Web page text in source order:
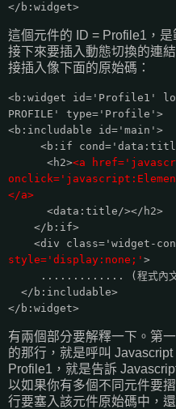
</b:widget>
這個元件的 ID = Profile1，
接下來要插入動態切換的連
接插入像下面的原始碼：
<b:widget id='Profile1'
PROFILE' type='Profile'>
<b:includable id='main'>
<b:if
<h2><a
</a>
<data:title/></h2>
</b:if>
<div class='widget-
style='display:none;' >
............. (程式內文略
</b:includable>
</b:widget>
有兩個部分要解釋一下。第
的那行，就是呼叫
Profile1，就是告訴
以如果你有多個不同元件要
行要塞入該元件原始碼中，